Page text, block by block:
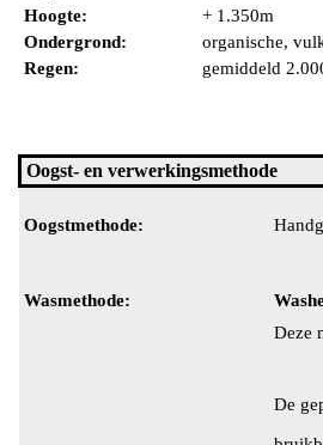
Hoogte:
+ 1.350m
Ondergrond:
organische,
Regen:
gemiddeld
Oogst- en verwerkingsmethode
Oogstmethode:
Wasmethode:
Deze
De